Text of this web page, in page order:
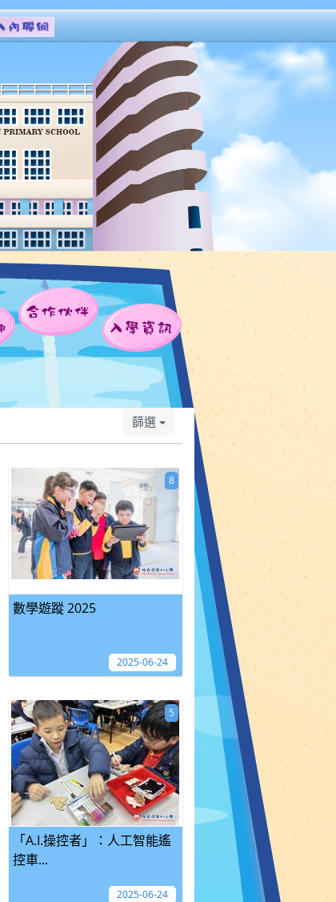
合作伙伴
入學資訊
篩選
數學遊蹤 2025
8
2025-06-24
「A.I.操控者」：人工智能遙
控車...
5
2025-06-24